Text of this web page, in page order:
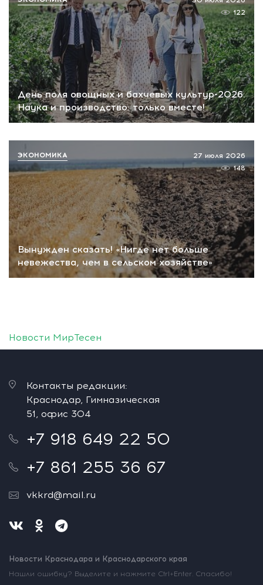
День поля овощных и бахчевых культур-2026.
Наука и производство: только вместе!
122
Вынужден сказать! «Нигде нет больше
невежества, чем в сельском хозяйстве»
27 июля 2026
148
ЭКОНОМИКА
Новости МирТесен
Контакты редакции:
Краснодар, Гимназическая
51, офис 304
+7 918 649 22 50
+7 861 255 36 67
vkkrd@mail.ru
Новости Краснодара и Краснодарского края
Нашли ошибку? Выделите и нажмите Ctrl+Enter. Спасибо!